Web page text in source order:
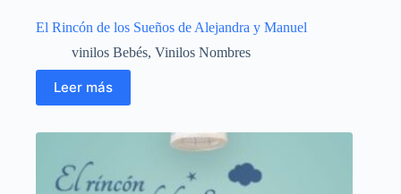
El Rincón de los Sueños de Alejandra y Manuel
vinilos Bebés, Vinilos Nombres
Leer más